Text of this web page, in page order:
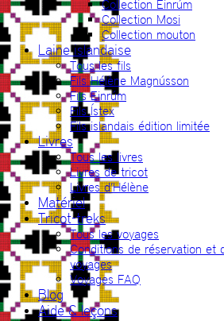
Collection Einrúm
Collection Mosi
Collection mouton
Laine islandaise
Tous les fils
Fils Hélène Magnússon
Fils Einrúm
Fils Ístex
Fils islandais édition limitée
Livres
Tous les livres
Livres de tricot
Livres d’Hélène
Matériel
Tricot-treks
Tous les voyages
Conditions de réservation et
voyages
Voyages FAQ
Blog
Aide & leçons